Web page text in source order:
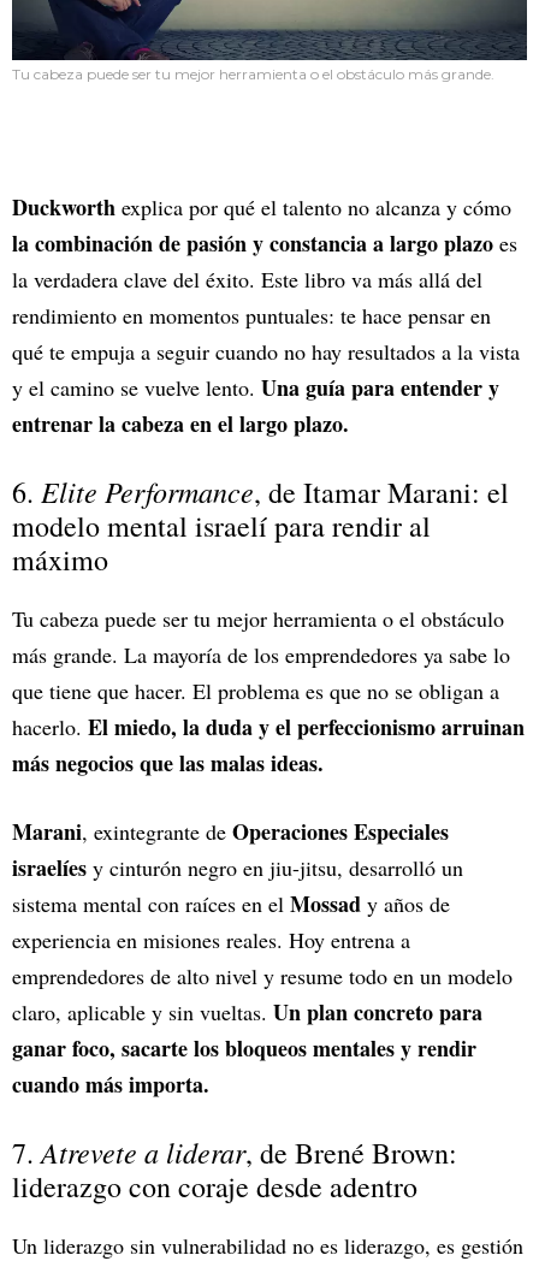
Tu cabeza puede ser tu mejor herramienta o el obstáculo más grande.
Duckworth explica por qué el talento no alcanza y cómo
la combinación de pasión y constancia a largo plazo es
la verdadera clave del éxito. Este libro va más allá del
rendimiento en momentos puntuales: te hace pensar en
qué te empuja a seguir cuando no hay resultados a la vista
y el camino se vuelve lento. Una guía para entender y
entrenar la cabeza en el largo plazo.
6. Elite Performance, de Itamar Marani: el
modelo mental israelí para rendir al
máximo
Tu cabeza puede ser tu mejor herramienta o el obstáculo
más grande. La mayoría de los emprendedores ya sabe lo
que tiene que hacer. El problema es que no se obligan a
hacerlo. El miedo, la duda y el perfeccionismo arruinan
más negocios que las malas ideas.
Marani, exintegrante de Operaciones Especiales
israelíes y cinturón negro en jiu-jitsu, desarrolló un
sistema mental con raíces en el Mossad y años de
experiencia en misiones reales. Hoy entrena a
emprendedores de alto nivel y resume todo en un modelo
claro, aplicable y sin vueltas. Un plan concreto para
ganar foco, sacarte los bloqueos mentales y rendir
cuando más importa.
7. Atrevete a liderar, de Brené Brown:
liderazgo con coraje desde adentro
Un liderazgo sin vulnerabilidad no es liderazgo, es gestión